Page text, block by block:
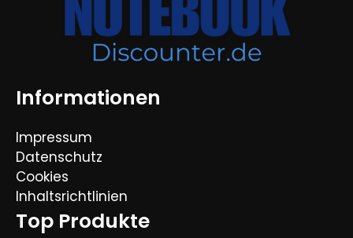
Informationen
Impressum
Datenschutz
Cookies
Inhaltsrichtlinien
Top Produkte